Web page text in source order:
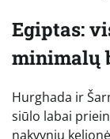
Egiptas:
minimalų
Hurghada ir
siūlo labai
nakvynių